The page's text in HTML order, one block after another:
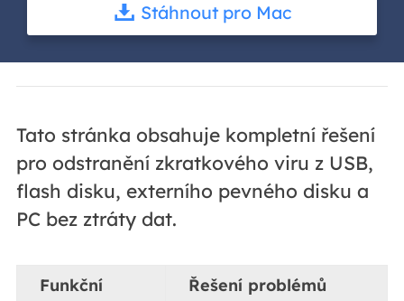
Stáhnout pro Mac
Tato stránka obsahuje kompletní řešení
pro odstranění zkratkového viru z USB,
flash disku, externího pevného disku a
PC bez ztráty dat.
Funkční
Řešení problémů